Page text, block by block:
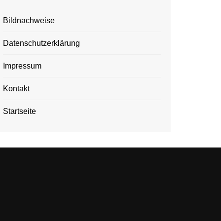
Bildnachweise
Datenschutzerklärung
Impressum
Kontakt
Startseite